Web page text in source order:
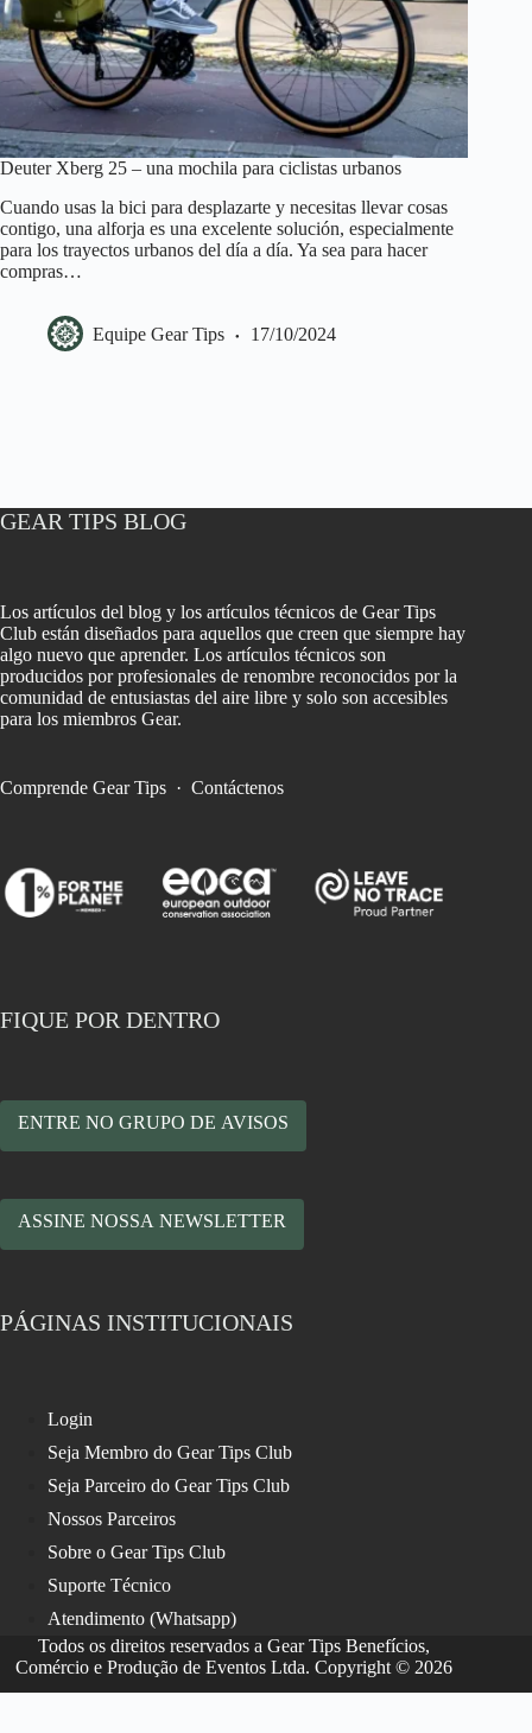
Deuter Xberg 25 – una mochila para ciclistas urbanos
Cuando usas la bici para desplazarte y necesitas llevar cosas
contigo, una alforja es una excelente solución, especialmente
para los trayectos urbanos del día a día. Ya sea para hacer
compras…
Equipe Gear Tips 17/10/2024
GEAR TIPS BLOG
Los artículos del blog y los artículos técnicos de Gear Tips
Club están diseñados para aquellos que creen que siempre hay
algo nuevo que aprender. Los artículos técnicos son
producidos por profesionales de renombre reconocidos por la
comunidad de entusiastas del aire libre y solo son accesibles
para los miembros Gear.
Comprende Gear Tips · Contáctenos
FIQUE POR DENTRO
ENTRE NO GRUPO DE AVISOS
ASSINE NOSSA NEWSLETTER
PÁGINAS INSTITUCIONAIS
Login
Seja Membro do Gear Tips Club
Seja Parceiro do Gear Tips Club
Nossos Parceiros
Sobre o Gear Tips Club
Suporte Técnico
Atendimento (Whatsapp)
Todos os direitos reservados a Gear Tips Benefícios,
Comércio e Produção de Eventos Ltda. Copyright © 2026